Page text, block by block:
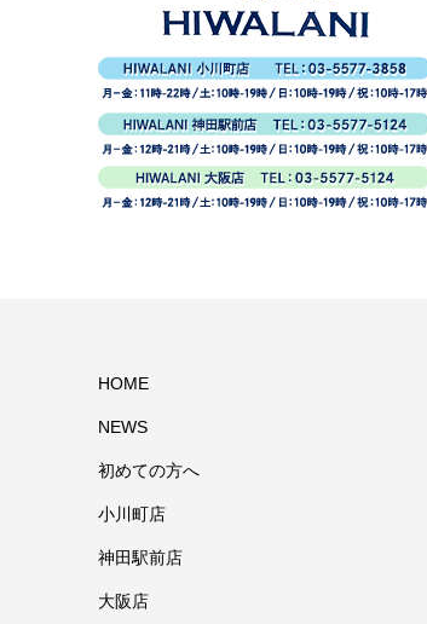
HOME
NEWS
初めての方へ
小川町店
神田駅前店
大阪店